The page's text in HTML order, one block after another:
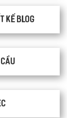
kế blog